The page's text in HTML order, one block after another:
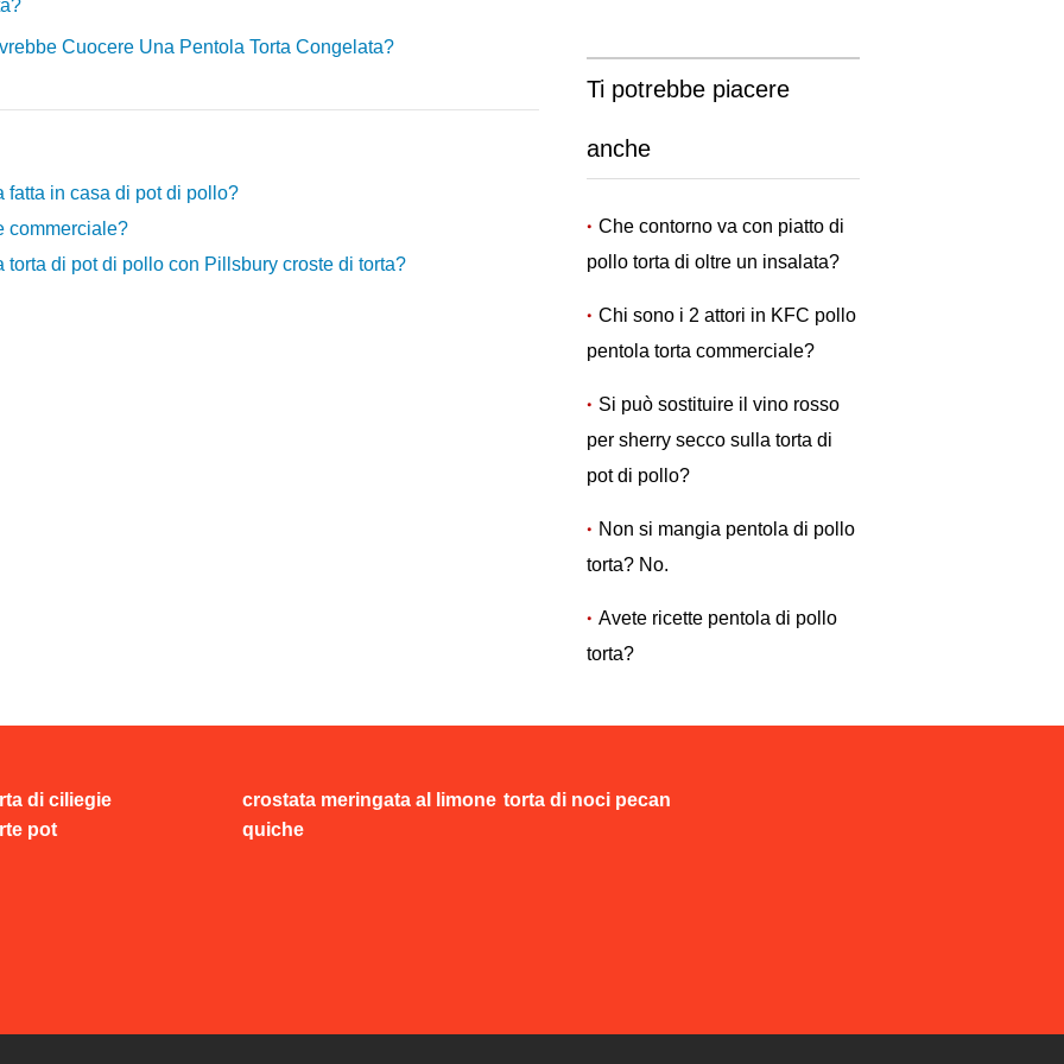
Cuocere Una Pentola Torta Congelata?
fatta in casa di pot di pollo?
commerciale?
torta di pot di pollo con Pillsbury croste di torta?
Ti potrebbe piacere
anche
Che contorno va con piatto di
pollo torta di oltre un insalata?
Chi sono i 2 attori in KFC pollo
pentola torta commerciale?
Si può sostituire il vino rosso
per sherry secco sulla torta di
pot di pollo?
Non si mangia pentola di pollo
torta? No.
Avete ricette pentola di pollo
torta?
di ciliegie crostata meringata al limone torta di noci pecan
pot quiche